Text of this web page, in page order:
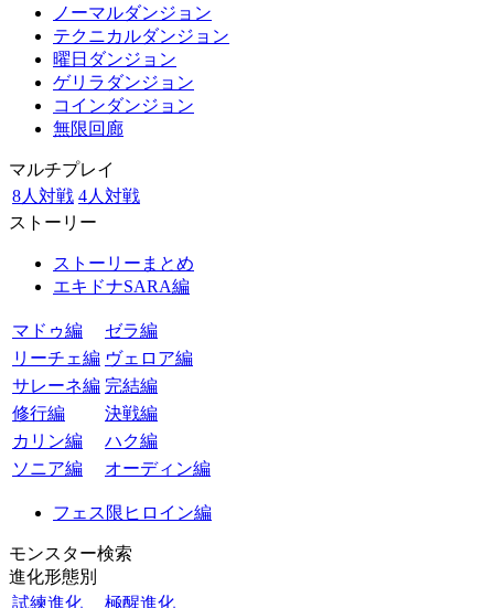
ノーマルダンジョン
テクニカルダンジョン
曜日ダンジョン
ゲリラダンジョン
コインダンジョン
無限回廊
マルチプレイ
8人対戦 4人対戦
ストーリー
ストーリーまとめ
エキドナSARA編
マドゥ編
ゼラ編
リーチェ編 ヴェロア編
サレーネ編 完結編
修行編
決戦編
カリン編
ハク編
ソニア編
オーディン編
フェス限ヒロイン編
モンスター検索
進化形態別
試練進化
極醒進化